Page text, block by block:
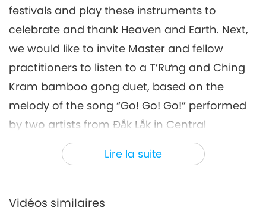
Lire la suite
festivals and play these instruments to
celebrate and thank Heaven and Earth. Next,
we would like to invite Master and fellow
practitioners to listen to a T’Rưng and Ching
Kram bamboo gong duet, based on the
melody of the song “Go! Go! Go!” performed
by two artists from Đắk Lắk in Central
Highlands, Âu Lạc (Vietnam). “You know this
Đắk Lắk is one of the so-called like up, original
the cities. They came from such a place. Very
Vidéos similaires